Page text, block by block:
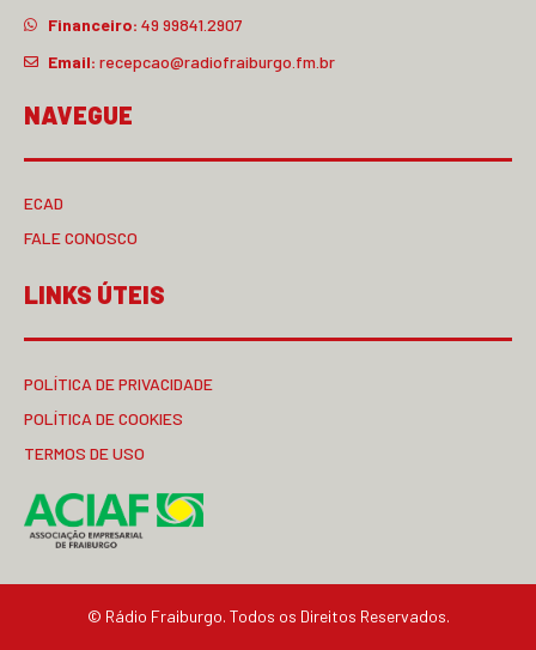
Financeiro: 49 99841.2907
Email: recepcao@radiofraiburgo.fm.br
NAVEGUE
ECAD
FALE CONOSCO
LINKS ÚTEIS
POLÍTICA DE PRIVACIDADE
POLÍTICA DE COOKIES
TERMOS DE USO
© Rádio Fraiburgo. Todos os Direitos Reservados.